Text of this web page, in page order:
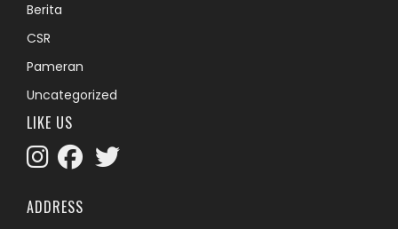
Berita
CSR
Pameran
Uncategorized
LIKE US
ADDRESS